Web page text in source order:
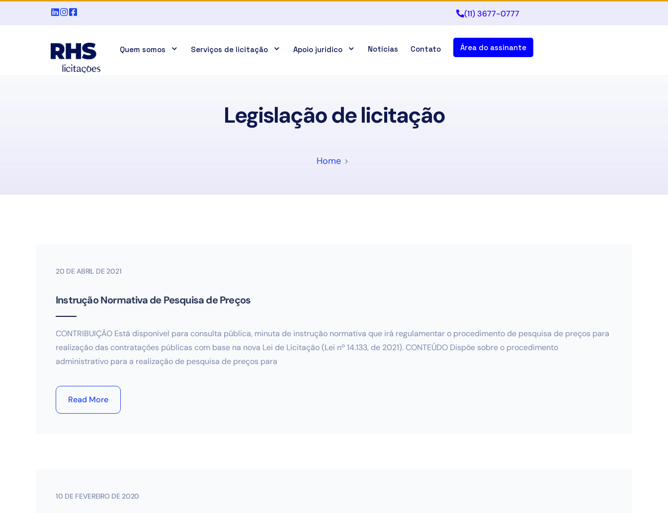
(11) 3677-0777
Quem somos Serviços de licitação Apoio jurídico Notícias Contato Área do assinante
Legislação de licitação
Home
20 DE ABRIL DE 2021
Instrução Normativa de Pesquisa de Preços
CONTRIBUIÇÃO Está disponível para consulta pública, minuta de instrução normativa que irá regulamentar o procedimento de pesquisa de preços para
realização das contratações públicas com base na nova Lei de Licitação (Lei nº 14.133, de 2021). CONTEÚDO Dispõe sobre o procedimento
administrativo para a realização de pesquisa de preços para
Read More
10 DE FEVEREIRO DE 2020